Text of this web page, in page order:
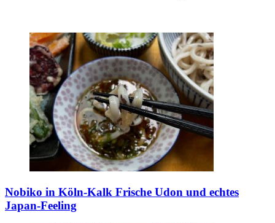
Nobiko in Köln-Kalk Frische Udon und echtes
Japan-Feeling